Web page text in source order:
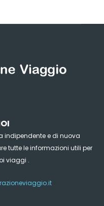
indipendente e di nuova
tutte le informazioni utili per
viaggi .